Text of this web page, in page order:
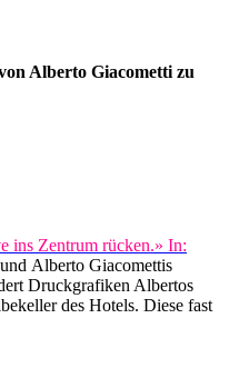
Alberto Giacometti zu
ins Zentrum rücken.» In:
Alberto Giacomettis
Druckgrafiken Albertos
des Hotels. Diese fast